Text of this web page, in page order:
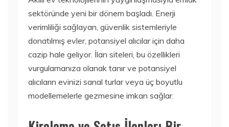
sektöründe yeni bir dönem başladı. Enerji
verimliliği sağlayan, güvenlik sistemleriyle
donatılmış evler, potansiyel alıcılar için daha
cazip hale geliyor. İlan siteleri, bu özellikleri
vurgulamanıza olanak tanır ve potansiyel
alıcıların evinizi sanal turlar veya üç boyutlu
modellemelerle gezmesine imkan sağlar.